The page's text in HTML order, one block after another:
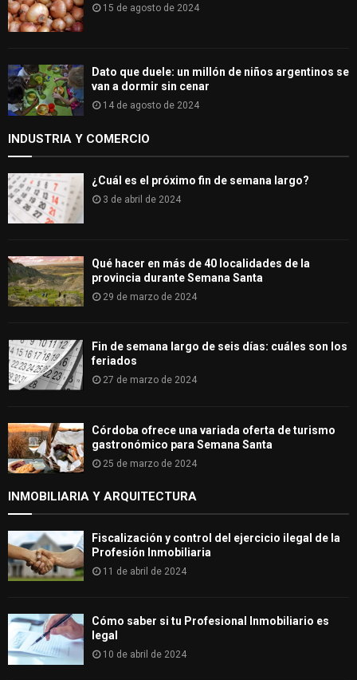
15 de agosto de 2024
Dato que duele: un millón de niños argentinos se
van a dormir sin cenar
14 de agosto de 2024
INDUSTRIA Y COMERCIO
¿Cuál es el próximo fin de semana largo?
3 de abril de 2024
Qué hacer en más de 40 localidades de la
provincia durante Semana Santa
29 de marzo de 2024
Fin de semana largo de seis días: cuáles son los
feriados
27 de marzo de 2024
Córdoba ofrece una variada oferta de turismo
gastronómico para Semana Santa
25 de marzo de 2024
INMOBILIARIA Y ARQUITECTURA
Fiscalización y control del ejercicio ilegal de la
Profesión Inmobiliaria
11 de abril de 2024
Cómo saber si tu Profesional Inmobiliario es
legal
10 de abril de 2024